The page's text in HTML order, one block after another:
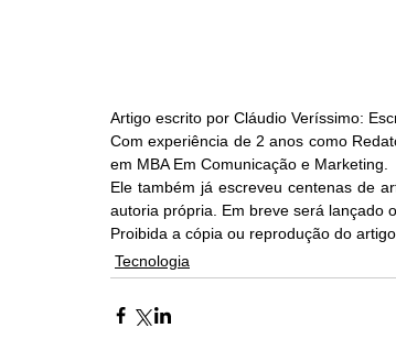
Artigo escrito por Cláudio Veríssimo:
Com experiência de 2 anos como
em MBA Em Comunicação e Marketing.
Ele também já escreveu centenas de
autoria própria. Em breve será lançado
Proibida a cópia ou reprodução do
Tecnologia